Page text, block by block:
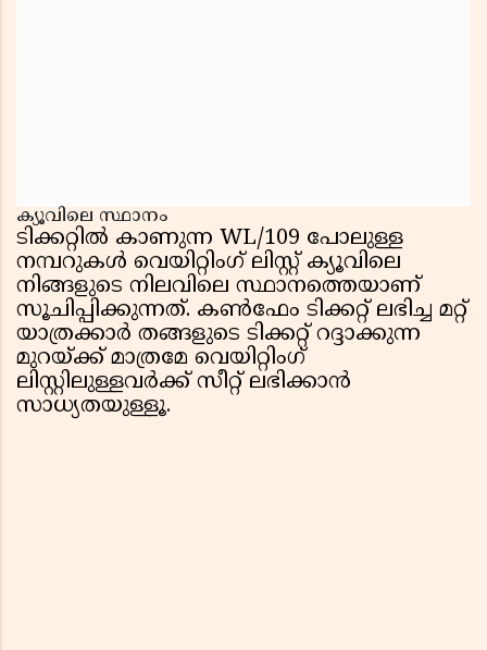
ക്യൂവിലെ സ്ഥാനം
ടിക്കറ്റിൽ കാണുന്ന WL/109 പോലുള്ള
നമ്പറുകൾ വെയിറ്റിംഗ് ലിസ്റ്റ് ക്യൂവിലെ
നിങ്ങളുടെ നിലവിലെ സ്ഥാനത്തെയാണ്
സൂചിപ്പിക്കുന്നത്. കൺഫേം ടിക്കറ്റ് ലഭിച്ച മറ്റ്
യാത്രക്കാർ തങ്ങളുടെ ടിക്കറ്റ് റദ്ദാക്കുന്ന
മുറയ്ക്ക് മാത്രമേ വെയിറ്റിംഗ്
ലിസ്റ്റിലുള്ളവർക്ക് സീറ്റ് ലഭിക്കാൻ
സാധ്യതയുള്ളൂ.